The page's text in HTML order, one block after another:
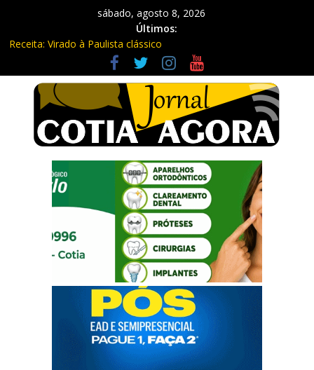
sábado, agosto 8, 2026
Últimos:
Receita: Virado à Paulista clássico
Ladrão de farmácia e procurado por maus-tratos são presos em
Vargem Grande Paulista
Cine Sustentável traz cinema ao ar livre e educação ambiental
para Vargem Grande
WhatsApp vai parar de funcionar em vários celulares antigos em
setembro
São Roque